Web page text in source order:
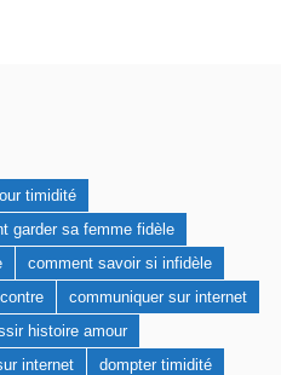
timidité
garder sa femme fidèle
comment savoir si infidèle
communiquer sur internet
histoire amour
internet
dompter timidité